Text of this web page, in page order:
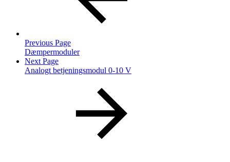
Previous Page
Dæmpermoduler
Next Page
Analogt betjeningsmodul 0-10 V